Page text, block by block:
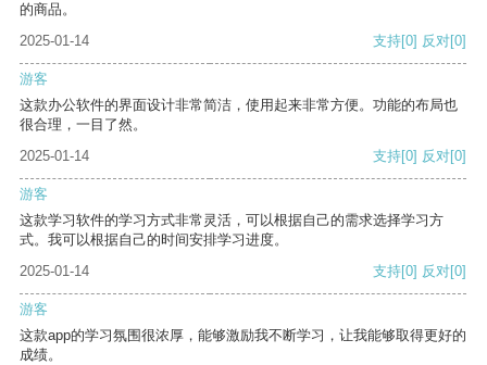
的商品。
2025-01-14
支持[0] 反对[0]
游客
这款办公软件的界面设计非常简洁，使用起来非常方便。功能的布局也
很合理，一目了然。
2025-01-14
支持[0] 反对[0]
游客
这款学习软件的学习方式非常灵活，可以根据自己的需求选择学习方
式。我可以根据自己的时间安排学习进度。
2025-01-14
支持[0] 反对[0]
游客
这款app的学习氛围很浓厚，能够激励我不断学习，让我能够取得更好的
成绩。